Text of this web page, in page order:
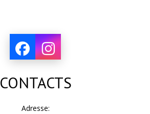
CONTACTS
Adresse: